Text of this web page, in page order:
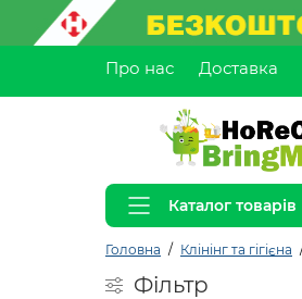
Про нас Доставка
Каталог товарів
Головна Клінінг та гігієна
Фільтр